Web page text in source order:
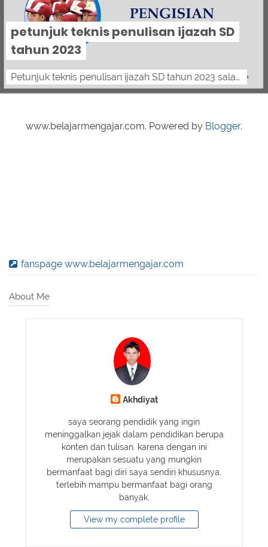
petunjuk teknis penulisan ijazah SD
tahun 2023
Petunjuk teknis penulisan ijazah SD tahun 2023 salam pendidik, berikut petunjuk teknis penulisan ijazah SD tahun 2023 BERDASARKAN PERATUR...
www.belajarmengajar.com. Powered by Blogger.
fanspage www.belajarmengajar.com
About Me
Akhdiyat
saya seorang pendidik yang ingin
meninggalkan jejak dalam pendidikan berupa
konten dan tulisan. karena dengan ini
merupakan sesuatu yang mungkin
bermanfaat bagi diri saya sendiri khususnya,
terlebih mampu bermanfaat bagi orang
banyak.
View my complete profile